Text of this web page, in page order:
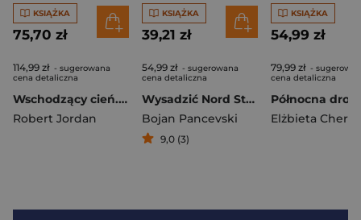
KSIĄŻKA
75,70 zł
114,99 zł - sugerowana
cena detaliczna
Wschodzący cień. Koło czasu. Tom 4
Robert Jordan
KSIĄŻKA
39,21 zł
54,99 zł - sugerowana
cena detaliczna
Wysadzić Nord Stream. Sabotaż, który wstrząsnął światem
Bojan Pancevski
9,0 (3)
KSIĄŻKA
54,99 zł
79,99 zł -
cena detaliczna